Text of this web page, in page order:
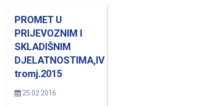
PROMET U
PRIJEVOZNIM I
SKLADIŠNIM
DJELATNOSTIMA,IV
tromj.2015
25.02.2016